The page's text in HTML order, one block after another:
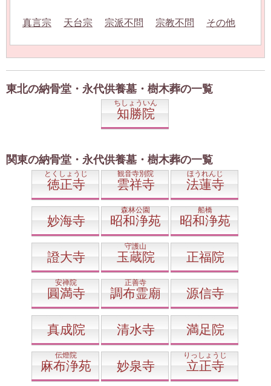
真言宗 天台宗 宗派不問 宗教不問 その他
東北の納骨堂・永代供養墓・樹木葬の一覧
ちしょういん
知勝院
関東の納骨堂・永代供養墓・樹木葬の一覧
とくしょうじ
徳正寺
観音寺別院
雲祥寺
ほうれんじ
法蓮寺
妙海寺
森林公園
昭和浄苑
船橋
昭和浄苑
證大寺
守護山
玉蔵院 正福院
安禅院
圓満寺
正善寺
調布霊廟 源信寺
真成院 清水寺 満足院
伝燈院
麻布浄苑 妙泉寺
りっしょうじ
立正寺